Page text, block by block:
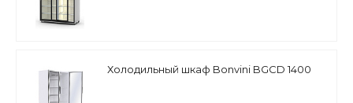
Холодильный шкаф Bonvini BGCD 1400